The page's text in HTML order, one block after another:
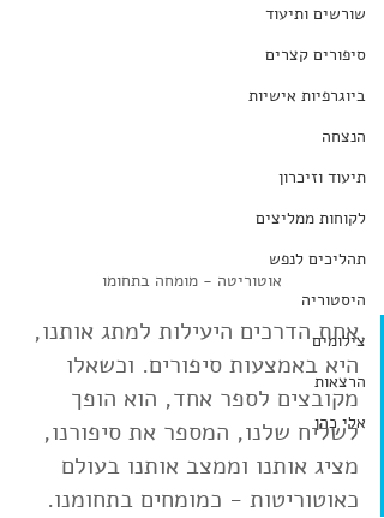
שורשים ותיעוד
סיפורים קצרים
ביוגרפיות אישיות
הנצחה
תיעוד וזיכרון
לקוחות ממליצים
תהליכים לנפש
היסטוריה
צילומים
הרצאות
אלי כהן
אוטוריטה - מומחה בתחומו
אחת הדרכים היעילות למתג אותנו,
היא באמצעות סיפורים. וכשאלו
מקובצים לספר אחד, הוא הופך
לשליח שלנו, המספר את סיפורנו,
מציג אותנו וממצב אותנו בעולם
כאוטוריטות - כמומחים בתחומנו.